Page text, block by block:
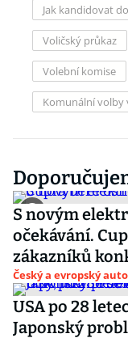
Jak kandidovat
Voličský průkaz
Volební komise
Komunální volby
S novým
očekávání.
zákazníků
Český a evropský
USA po 28
Japonský